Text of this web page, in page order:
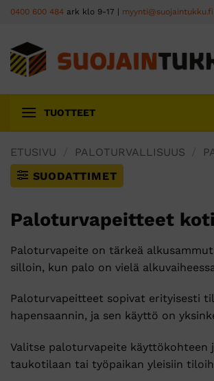
Skip
content
0400 600 484 ark klo 9-17 | myynti@suojaintukku.fi
TUOTTEET
ETUSIVU PALOTURVALLISUUS
SUODATTIMET
Paloturvapeitteet
Paloturvapeite on tärkeä
silloin, kun palo on vielä
Paloturvapeitteet sopivat erityisesti
hapensaannin, ja sen käyttö on
Valitse paloturvapeite käyttökohteen
taukotilaan tai työpaikan yleisiin